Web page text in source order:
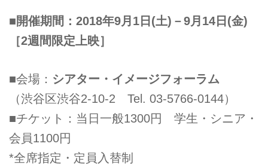
■開催期間：2018年9月1日(土)－9月14日(金)
［2週間限定上映］
■会場： シアター・イメージフォーラム
（渋谷区渋谷2-10-2 Tel. 03-5766-0144）
■チケット：当日一般1300円 学生・シニア・
会員1100円
*全席指定・定員入替制